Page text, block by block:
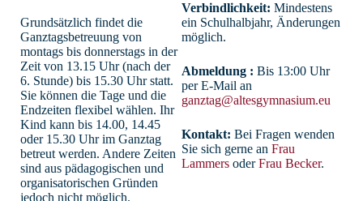
Grundsätzlich findet die
Ganztagsbetreuung von
montags bis donnerstags in der
Zeit von 13.15 Uhr (nach der
6. Stunde) bis 15.30 Uhr statt.
Sie können die Tage und die
Endzeiten flexibel wählen. Ihr
Kind kann bis 14.00, 14.45
oder 15.30 Uhr im Ganztag
betreut werden. Andere Zeiten
sind aus pädagogischen und
organisatorischen Gründen
jedoch nicht möglich.
Verbindlichkeit: Mindestens
ein Schulhalbjahr, Änderungen
möglich.
Abmeldung : Bis 13:00 Uhr
per E-Mail an
ganztag@altesgymnasium.eu
Kontakt: Bei Fragen wenden
Sie sich gerne an Frau
Lammers oderFrau Becker.